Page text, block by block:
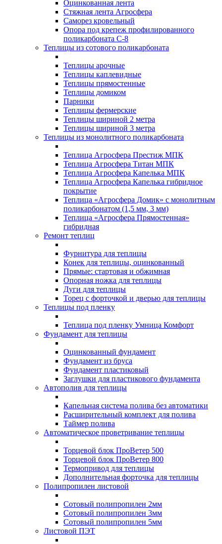
Оцинкованная лента
Стяжная лента Агросфера
Саморез кровельный
Опора под крепеж профилированного
поликарбоната С-8
Теплицы из сотового поликарбоната
Теплицы арочные
Теплицы каплевидные
Теплицы прямостенные
Теплицы домиком
Парники
Теплицы фермерские
Теплицы шириной 2 метра
Теплицы шириной 3 метра
Теплицы из монолитного поликарбоната
Теплица Агросфера Престиж МПК
Теплица Агросфера Титан МПК
Теплица Агросфера Капелька МПК
Теплица Агросфера Капелька гибридное
покрытие
Теплица «Агросфера Домик» с монолитным
поликарбонатом (1,5 мм, 3 мм)
Теплица «Агросфера Прямостенная»
гибридная
Ремонт теплиц
Фурнитура для теплицы
Конек для теплицы, оцинкованный
Прямые: стартовая и обжимная
Опорная ножка для теплицы
Дуги для теплицы
Торец с форточкой и дверью для теплицы
Теплицы под пленку
Теплица под пленку Умница Комфорт
Фундамент для теплицы
Оцинкованный фундамент
Фундамент из бруса
Фундамент пластиковый
Заглушки для пластикового фундамента
Автополив для теплицы
Капельная система полива без автоматики
Расширительный комплект для полива
Таймер полива
Автоматическое проветривание теплицы
Торцевой блок ПроВетер 500
Торцевой блок ПроВетер 800
Термопривод для теплицы
Дополнительная форточка для теплицы
Полипропилен листовой
Сотовый полипропилен 2мм
Сотовый полипропилен 3мм
Сотовый полипропилен 5мм
Листовой ПЭТ